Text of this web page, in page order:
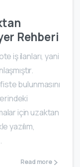
Rehberi
iş ilanları, yani
bulunmasını
için uzaktan
yazılım,
Read more